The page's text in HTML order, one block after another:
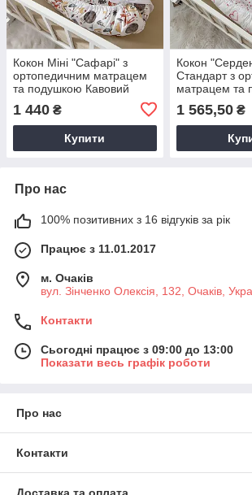
Кокон Міні "Сафарі" з
ортопедичним матрацем
та подушкою Кавовий
силіконізовані
1 440 ₴
Купити
Кокон
Стандарт з
матрацем та
силіконізовані
1 565,50₴
Про нас
100% позитивних з 16 відгуків за рік
Працює з 11.01.2017
м. Очаків
вул. Зінченко Олексія, 132, Очаків,
Контакти
Сьогодні працює з 09:00 до 13:00
Показати весь графік роботи
Про нас
Контакти